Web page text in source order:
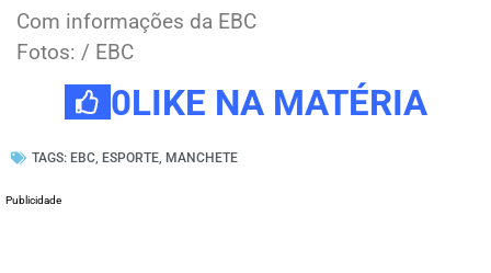
Com informações da EBC
Fotos: / EBC
0LIKE NA MATÉRIA
TAGS: EBC ESPORTE MANCHETE
Publicidade